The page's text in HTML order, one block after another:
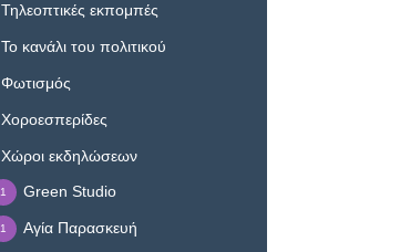
Τηλεοπτικές εκπομπές
Το κανάλι του πολιτικού
Φωτισμός
Χοροεσπερίδες
Χώροι εκδηλώσεων
Green Studio
1
Αγία Παρασκευή
1